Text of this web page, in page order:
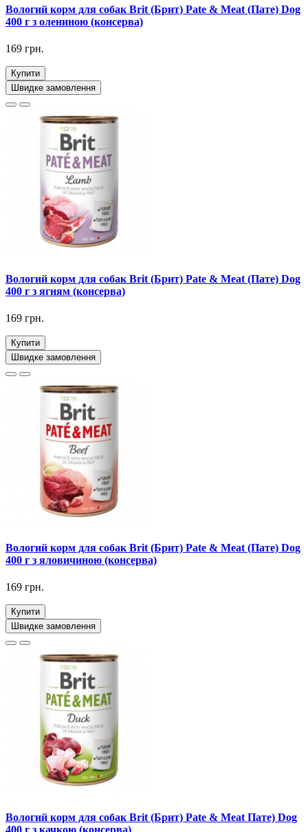
Вологий корм для собак Brit (Брит) Pate & Meat (Пате) Dog
400 г з олениною (консерва)
169 грн.
Купити
Швидке замовлення
Вологий корм для собак Brit (Брит) Pate & Meat (Пате) Dog
400 г з ягням (консерва)
169 грн.
Купити
Швидке замовлення
Вологий корм для собак Brit (Брит) Pate & Meat (Пате) Dog
400 г з яловичиною (консерва)
169 грн.
Купити
Швидке замовлення
Вологий корм для собак Brit (Брит) Pate & Meat Пате) Dog
400 г з качкою (консерва)